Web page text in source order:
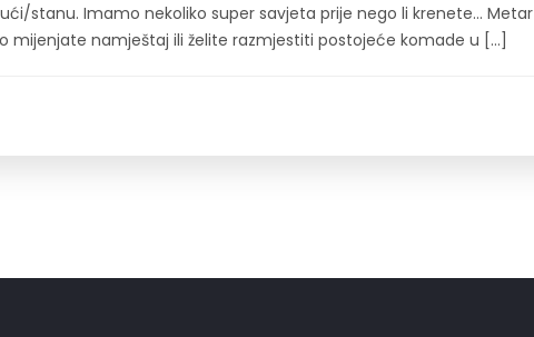
stanu. Imamo nekoliko super savjeta prije nego li krenete… Metar
mijenjate namještaj ili želite razmjestiti postojeće komade u […]